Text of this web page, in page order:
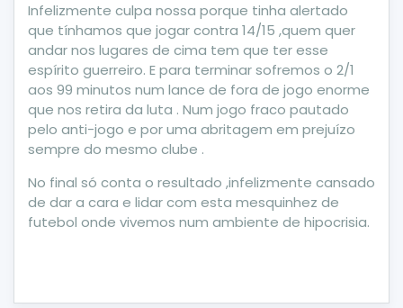
Infelizmente culpa nossa porque tinha alertado
que tínhamos que jogar contra 14/15 ,quem quer
andar nos lugares de cima tem que ter esse
espírito guerreiro. E para terminar sofremos o 2/1
aos 99 minutos num lance de fora de jogo enorme
que nos retira da luta . Num jogo fraco pautado
pelo anti-jogo e por uma abritagem em prejuízo
sempre do mesmo clube .
No final só conta o resultado ,infelizmente cansado
de dar a cara e lidar com esta mesquinhez de
futebol onde vivemos num ambiente de hipocrisia.